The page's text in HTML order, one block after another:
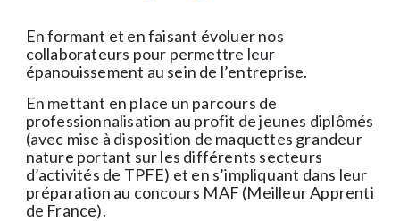
En formant et en faisant évoluer nos
collaborateurs pour permettre leur
épanouissement au sein de l’entreprise.
En mettant en place un parcours de
professionnalisation au profit de jeunes diplômés
(avec mise à disposition de maquettes grandeur
nature portant sur les différents secteurs
d’activités de TPFE) et en s’impliquant dans leur
préparation au concours MAF (Meilleur Apprenti
de France).